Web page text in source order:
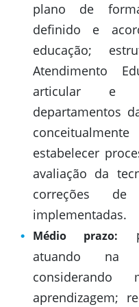
plano de
definido e
educação;
Atendimento
articular e
departamentos
estabelecer
avaliação da
correções
implementadas.
Médio prazo:
atuando na
aprendizagem;